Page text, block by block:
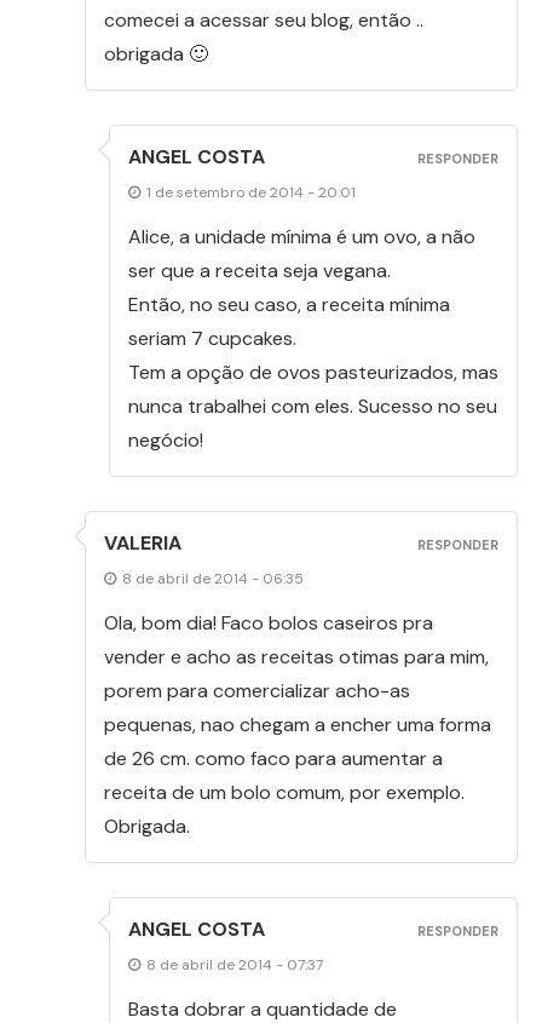
comecei a acessar seu blog, então ..
obrigada 🙂
ANGEL COSTA
1 de setembro de 2014 - 20:01
Alice, a unidade mínima é um ovo, a não
ser que a receita seja vegana.
Então, no seu caso, a receita mínima
seriam 7 cupcakes.
Tem a opção de ovos pasteurizados, mas
nunca trabalhei com eles. Sucesso no seu
negócio!
RESPONDER
VALERIA
8 de abril de 2014 - 06:35
Ola, bom dia! Faco bolos caseiros pra
vender e acho as receitas otimas para mim,
porem para comercializar acho-as
pequenas, nao chegam a encher uma forma
de 26 cm. como faco para aumentar a
receita de um bolo comum, por exemplo.
Obrigada.
RESPONDER
ANGEL COSTA
8 de abril de 2014 - 07:37
Basta dobrar a quantidade de
RESPONDER